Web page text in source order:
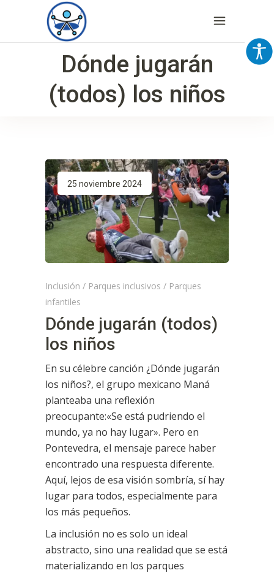
Dónde jugarán
(todos) los niños
25 noviembre 2024
Inclusión / Parques inclusivos / Parques
infantiles
Dónde jugarán (todos)
los niños
En su célebre canción ¿Dónde jugarán
los niños?, el grupo mexicano Maná
planteaba una reflexión
preocupante:«Se está pudriendo el
mundo, ya no hay lugar». Pero en
Pontevedra, el mensaje parece haber
encontrado una respuesta diferente.
Aquí, lejos de esa visión sombría, sí hay
lugar para todos, especialmente para
los más pequeños.
La inclusión no es solo un ideal
abstracto, sino una realidad que se está
materializando en los parques